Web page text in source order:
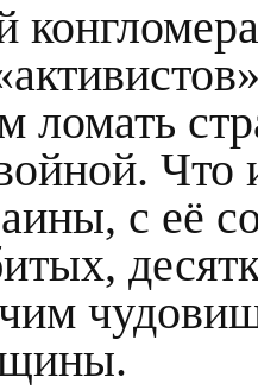
ломать
Что
с её